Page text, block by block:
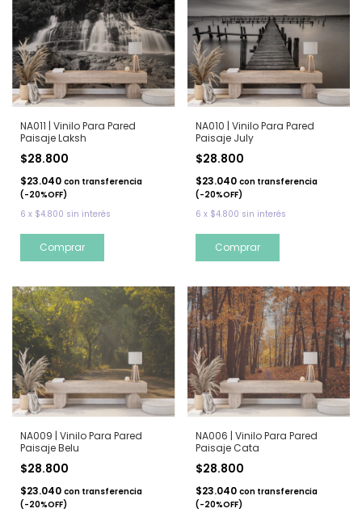
NA011 | Vinilo Para Pared
Paisaje Laksh
$28.800
$23.040 con transferencia
(-20%OFF)
6 x $4.800 sin interés
NA010 | Vinilo Para Pared
Paisaje July
$28.800
$23.040 con transferencia
(-20%OFF)
6 x $4.800 sin interés
NA009 | Vinilo Para Pared
Paisaje Belu
$28.800
$23.040 con transferencia
(-20%OFF)
NA006 | Vinilo Para Pared
Paisaje Cata
$28.800
$23.040 con transferencia
(-20%OFF)